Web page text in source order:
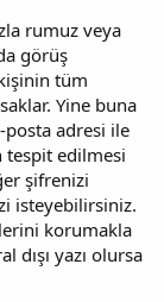
rumuz veya
görüş
tüm
Yine buna
posta adresi ile
tespit edilmesi
şifrenizi
isteyebilirsiniz.
korumakla
dışı yazı olursa